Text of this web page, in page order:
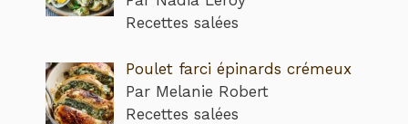
Recettes salées
Poulet farci épinards crémeux
Par Melanie Robert
Recettes salées